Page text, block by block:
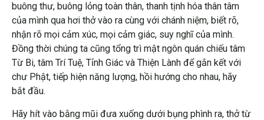
buông thư, buông lỏng toàn thân, thanh tịnh hóa thân tâm
của mình qua hơi thở vào ra cùng với chánh niệm, biết rõ,
nhận rõ mọi cảm xúc, mọi cảm giác, suy nghĩ của mình.
Đồng thời chúng ta cũng tổng trì mật ngôn quán chiếu tâm
Từ Bi, tâm Trí Tuệ, Tỉnh Giác và Thiện Lành để gắn kết với
chư Phật, tiếp hiện năng lượng, hồi hướng cho nhau, hãy
bắt đầu.
Hãy hít vào bằng mũi đưa xuống dưới bụng phình ra, thở từ